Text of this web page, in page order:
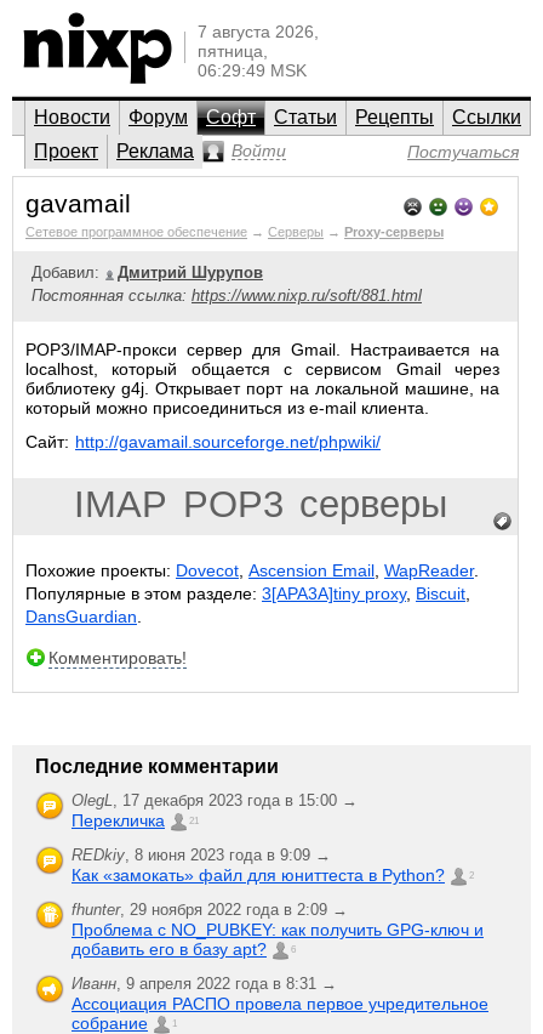
7 августа 2026,
пятница,
06:29:49 MSK
Новости Форум Софт Статьи Рецепты
Ссылки
Проект
Реклама Войти Постучаться
gavamail
Сетевое программное обеспечение → Серверы → Proxy-серверы
Добавил:
Дмитрий Шурупов
Постоянная ссылка: https://www.nixp.ru/soft/881.html
POP3/IMAP-прокси сервер для Gmail. Настраивается на
localhost, который общается с сервисом Gmail через
библиотеку g4j. Открывает порт на локальной машине, на
который можно присоединиться из e-mail клиента.
Сайт: http://gavamail.sourceforge.net/phpwiki/
IMAP POP3 серверы
Похожие проекты: Dovecot Ascension Email WapReader.
Популярные в этом разделе: 3[APA3A]tiny proxy, Biscuit
DansGuardian
Комментировать!
Последние комментарии
OlegL, 17 декабря 2023 года в 15:00 →
Перекличка 21
REDkiy, 8 июня 2023 года в 9:09 →
Как «замокать» файл для юниттеста в Python? 2
fhunter, 29 ноября 2022 года в 2:09 →
Проблема с NO_PUBKEY: как получить GPG-ключ и
добавить его в базу apt?
6
Иванн, 9 апреля 2022 года в 8:31 →
Ассоциация РАСПО провела первое учредительное
собрание
1